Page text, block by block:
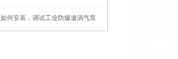
介绍
如何安装，调试工业防爆漩涡气泵